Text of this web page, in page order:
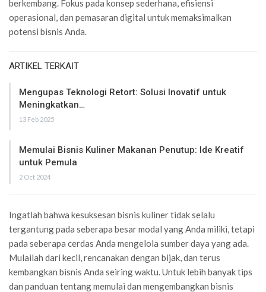
berkembang. Fokus pada konsep sederhana, efisiensi
operasional, dan pemasaran digital untuk memaksimalkan
potensi bisnis Anda.
ARTIKEL TERKAIT
Mengupas Teknologi Retort: Solusi Inovatif untuk
Meningkatkan…
13 Feb 2025
Memulai Bisnis Kuliner Makanan Penutup: Ide Kreatif
untuk Pemula
2 Oct 2024
Ingatlah bahwa kesuksesan bisnis kuliner tidak selalu
tergantung pada seberapa besar modal yang Anda miliki, tetapi
pada seberapa cerdas Anda mengelola sumber daya yang ada.
Mulailah dari kecil, rencanakan dengan bijak, dan terus
kembangkan bisnis Anda seiring waktu. Untuk lebih banyak tips
dan panduan tentang memulai dan mengembangkan bisnis